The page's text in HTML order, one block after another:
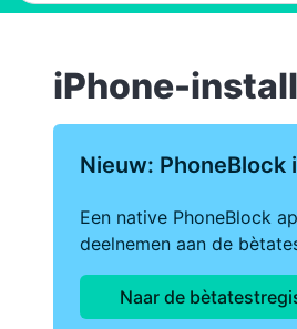
iPhone-
Nieuw: PhoneBlock
Een native PhoneBlock
deelnemen aan de
Naar de